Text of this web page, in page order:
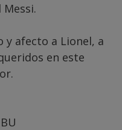
y afecto a Lionel, a
en este